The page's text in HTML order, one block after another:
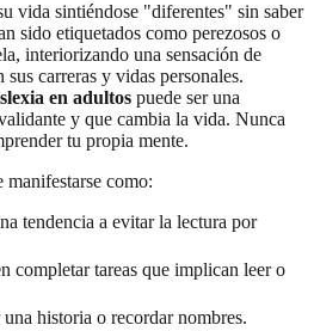
vida sintiéndose "diferentes" sin saber
sido etiquetados como perezosos o
interiorizando una sensación de
carreras y vidas personales.
en adultos puede ser una
y que cambia la vida. Nunca
tu propia mente.
como:
tendencia a evitar la lectura por
completar tareas que implican leer o
historia o recordar nombres.